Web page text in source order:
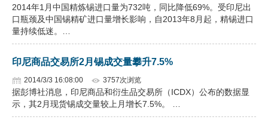
2014年1月中国精炼锡进口量为732吨，同比降低69%。受印尼出
口瓶颈及中国锡精矿进口量增长影响，自2013年8月起，精锡进口
量持续低迷。…
印尼商品交易所2月锡成交量攀升7.5%
2014/3/3 16:08:00 3757次浏览
据彭博社消息，印尼商品和衍生品交易所（ICDX）公布的数据显
示，其2月现货锡成交量较上月增长7.5%。 …